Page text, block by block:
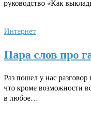
руководство «Как
Интернет
Пара слов про
Раз пошел у нас
что кроме возможности
в любое…